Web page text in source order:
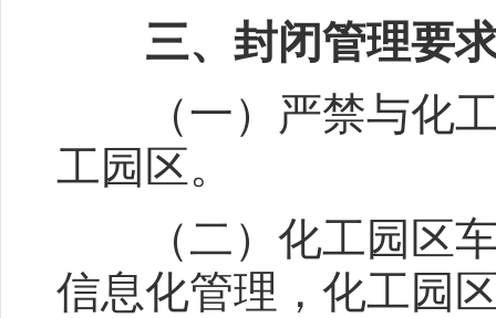
三、封闭管理要
（一）严禁与化工
工园区。
（二）化工园区车
信息化管理，化工园